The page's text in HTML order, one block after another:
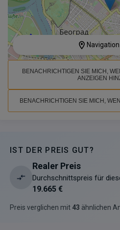
BENACHRICHTIGEN SIE MICH,
ANZEIGEN
BENACHRICHTIGEN SIE MICH,
IST DER PREIS GUT?
Realer Preis
Durchschnittspreis für
19.665 €
Preis verglichen mit 43 ähnlichen